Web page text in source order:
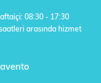
08:30 - 17:30
arasında hizmet